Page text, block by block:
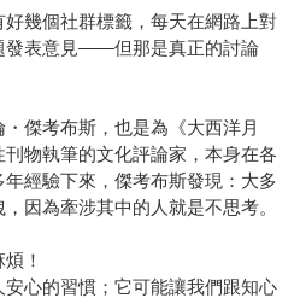
幾個社群標籤，每天在網路上對
發表意見——但那是真正的討論
傑考布斯，也是為《大西洋月
物執筆的文化評論家，本身在各
經驗下來，傑考布斯發現：大多
因為牽涉其中的人就是不思考。
！
心的習慣；它可能讓我們跟知心